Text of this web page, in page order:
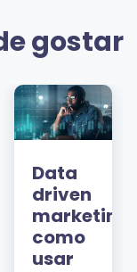
gostar
Data
driven
marketing:
como
usar